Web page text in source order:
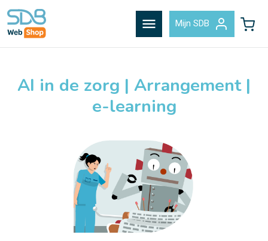
menu Mijn SDB
AI in de zorg | Arrangement |
e-learning